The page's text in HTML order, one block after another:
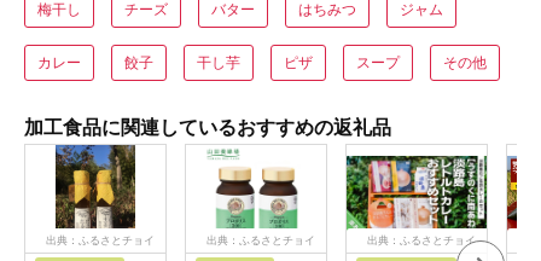
梅干し チーズ バター はちみつ ジャム
カレー 餃子 干し芋 ピザ スープ その他
加工食品に関連しているおすすめの返礼品
出典：ふるさとチョイ
出典：ふるさとチョイ
出典：ふるさとチョイ